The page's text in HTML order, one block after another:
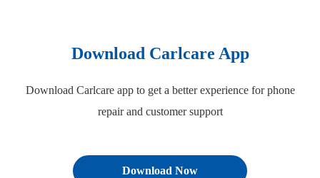
Download Carlcare App
Download Carlcare app to get a better experience for phone
repair and customer support
Download Now